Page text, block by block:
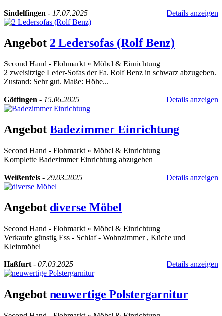
Sindelfingen - 17.07.2025 Details anzeigen
Angebot 2 Ledersofas (Rolf Benz)
Second Hand - Flohmarkt » Möbel & Einrichtung
2 zweisitzige Leder-Sofas der Fa. Rolf Benz in schwarz abzugeben.
Zustand: Sehr gut. Maße: Höhe...
Göttingen - 15.06.2025 Details anzeigen
Angebot Badezimmer Einrichtung
Second Hand - Flohmarkt » Möbel & Einrichtung
Komplette Badezimmer Einrichtung abzugeben
Weißenfels - 29.03.2025 Details anzeigen
Angebot diverse Möbel
Second Hand - Flohmarkt » Möbel & Einrichtung
Verkaufe günstig Ess - Schlaf - Wohnzimmer , Küche und
Kleinmöbel
Haßfurt - 07.03.2025 Details anzeigen
Angebot neuwertige Polstergarnitur